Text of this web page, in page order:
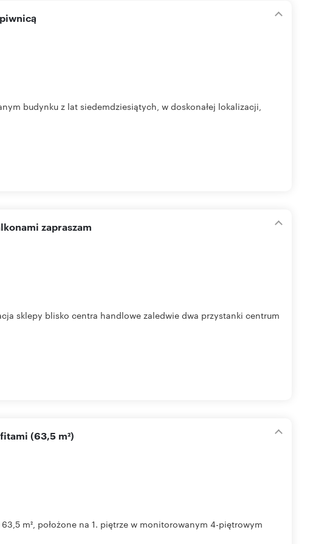
budynku z lat siedemdziesiątych, w doskonałej lokalizacji,
zapraszam
sklepy blisko centra handlowe zaledwie dwa przystanki centrum
(63,5 m²)
m², położone na 1. piętrze w monitorowanym 4-piętrowym